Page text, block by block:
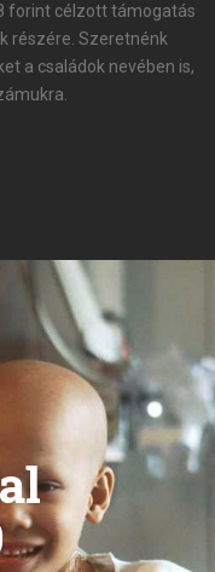
forint célzott támogatás
részére. Szeretnénk
a családok nevében is,